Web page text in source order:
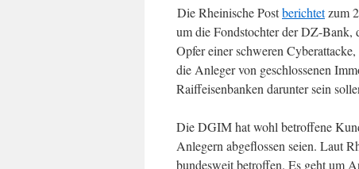
Die Rheinische Postberichtetzum
um die Fondstochter der DZ-
Opfer einer schweren
die Anleger von geschlossenen
Raiffeisenbanken darunter sein
Die DGIM hat wohl betroffene
Anlegern abgeflossen seien. Laut
bundesweit betroffen. Es geht um